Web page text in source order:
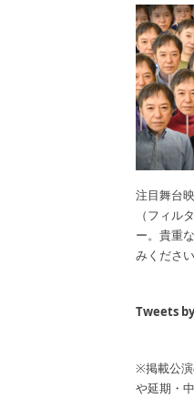
注目舞台
（フィル
ー。貴重
みください
Tweets
※掲載公演
や延期・